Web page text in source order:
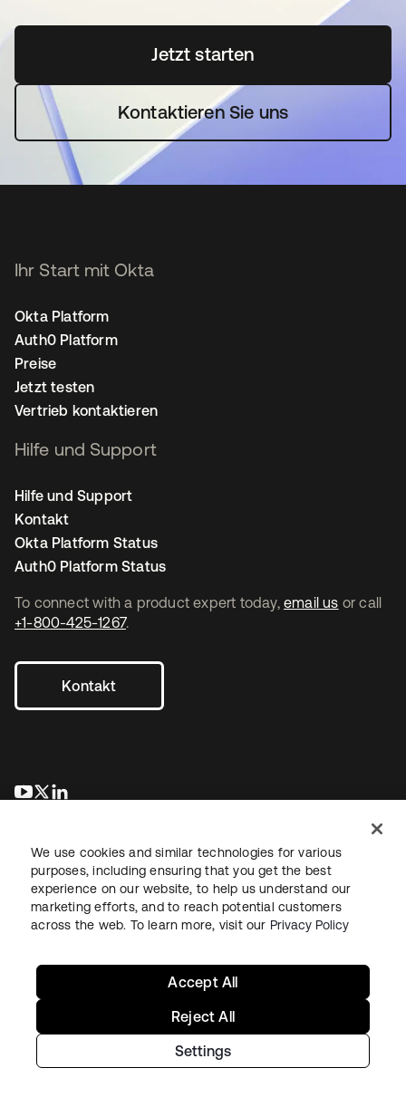
Jetzt startenwird in einer neuen
Kontaktieren Sie uns
To connect with a product expert today, email us or call
+1-800-425-1267.
Kontakt
wird in einer neuen Registerkarte geöffnet
wird in einer neuen Registerkarte geöffnet
Ihr Start mit Okta
Okta Platform
Auth0 Platform
Preise
Jetzt testen
Vertrieb kontaktieren
Hilfe und Support
Hilfe und Support
Kontakt
Okta Platform Status
Auth0 Platform Status
RechtDatenschutzrichtlinieNutzungsbedingungenSicherheit
Copyright © 2026 Okta. Alle Rechte vorbehalten.
We use cookies and similar technologies for various
purposes, including ensuring that you get the best
experience on our website, to help us understand our
marketing efforts, and to reach potential customers
across the web. To learn more, visit our Privacy Policy
Settings
Reject All
Accept All